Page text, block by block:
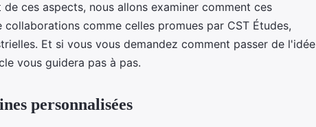
ces aspects, nous allons examiner comment ces
comme celles promues par CST Études,
Et si vous vous demandez comment passer de l'idée
vous guidera pas à pas.
personnalisées